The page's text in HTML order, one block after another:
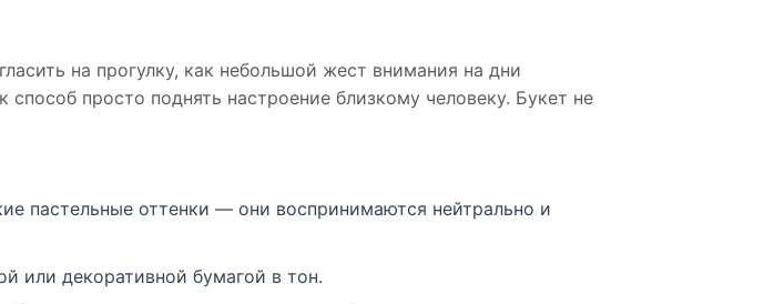
на прогулку, как небольшой жест внимания на дни
просто поднять настроение близкому человеку. Букет не
пастельные оттенки — они воспринимаются нейтрально и
или декоративной бумагой в тон.